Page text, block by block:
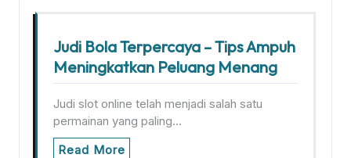
Judi Bola Terpercaya – Tips Ampuh
Meningkatkan Peluang Menang
Judi slot online telah menjadi salah satu
permainan yang paling…
Read More